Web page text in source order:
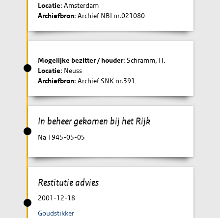
Locatie: Amsterdam
Archiefbron: Archief NBI nr.021080
Mogelijke bezitter / houder: Schramm, H.
Locatie: Neuss
Archiefbron: Archief SNK nr.391
In beheer gekomen bij het Rijk
Na 1945-05-05
Restitutie advies
2001-12-18
Goudstikker